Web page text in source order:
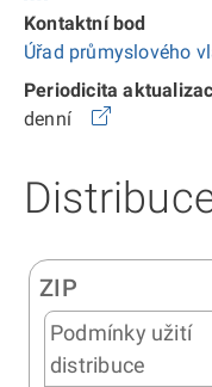
Kontaktní bod
Úřad průmyslového
Periodicita
denní
ZIP
Podmínky užití
distribuce